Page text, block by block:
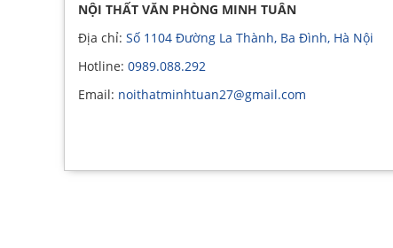
NỘI THẤT VĂN PHÒNG MINH TUÂN
Địa chỉ: Số 1104 Đường La Thành, Ba Đình, Hà Nội
Hotline: 0989.088.292
Email: noithatminhtuan27@gmail.com